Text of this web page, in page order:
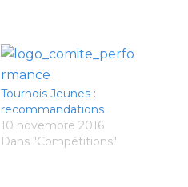
Tournois Jeunes :
recommandations
10 novembre 2016
Dans "Compétitions"